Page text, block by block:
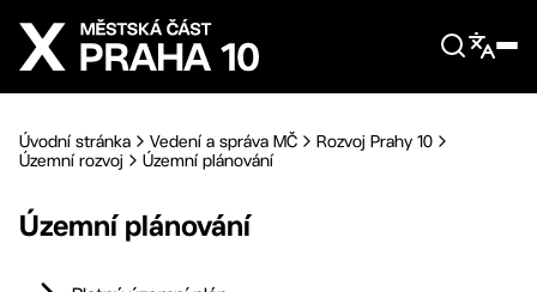
Přejít na hlavní obsah
Úvodní stránka Vedení a správa MČ
Rozvoj Prahy 10
Územní rozvoj
Územní plánování
Územní plánování